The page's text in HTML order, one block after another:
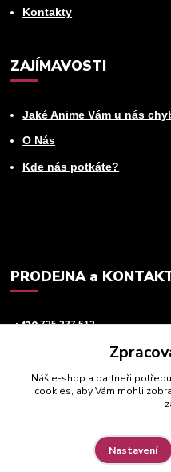
Kontakty
ZAJÍMAVOSTI
Jaké Anime Vám u nás
O Nás
Kde nás potkáte?
PRODEJNA a
+420725 237 512
Náš e-shop a partneři
cookies, aby Vám mohli
Nastavení